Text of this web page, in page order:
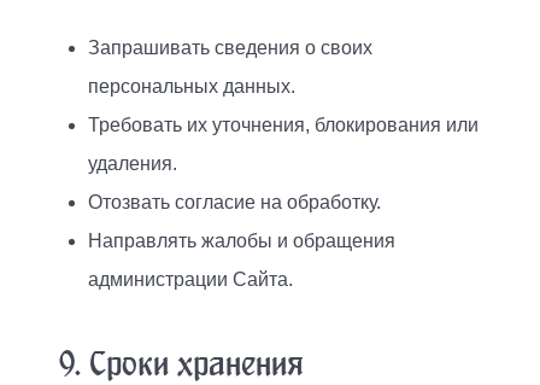
Запрашивать сведения о своих
персональных данных.
Требовать их уточнения, блокирования или
удаления.
Отозвать согласие на обработку.
Направлять жалобы и обращения
администрации Сайта.
9. Сроки хранения